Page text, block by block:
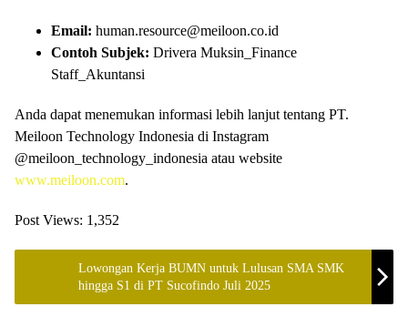
Email: human.resource@meiloon.co.id
Contoh Subjek: Drivera Muksin_Finance
Staff_Akuntansi
Anda dapat menemukan informasi lebih lanjut tentang PT.
Meiloon Technology Indonesia di Instagram
@meiloon_technology_indonesia atau website
www.meiloon.com.
Post Views: 1,352
Lowongan Kerja BUMN untuk Lulusan SMA SMK
hingga S1 di PT Sucofindo Juli 2025